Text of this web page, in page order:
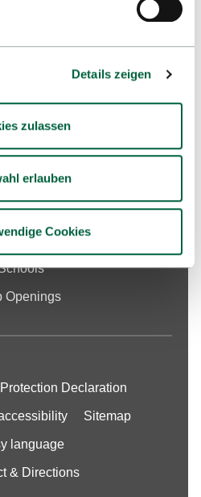
Details zeigen
zulassen
erlauben
Cookies
Maps
Studies
& Support
Openings
Declaration
Sitemap
language
& Directions